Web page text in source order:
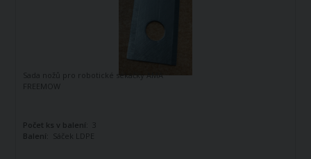
Sada nožů pro robotické sekačky AMA
FREEMOW
Počet ks v balení:
Balení:
Sáček LDPE